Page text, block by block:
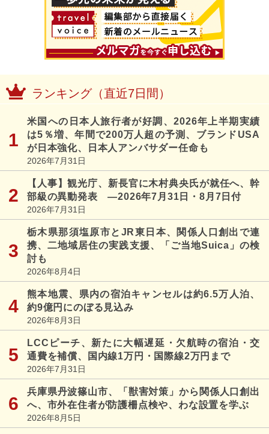
ランキング（直近7日間）
米国への日本人旅行者が好調、2026年上半期実績
は5％増、年間で200万人超の予測、ブランドUSA
が日本強化、日本人アンバサダー任命も
2026年7月31日
【人事】観光庁、新長官に木村典央氏が就任へ、幹
部級の異動発表 ―2026年7月31日・8月7日付
2026年7月31日
栃木県那須塩原市とJR東日本、関係人口創出で連
携、二地域居住の実践支援、「ご当地Suica」の検
討も
2026年8月4日
熊本地震、県内の宿泊キャンセルは約6.5万人泊、
約9億円にのぼる見込み
2026年8月3日
LCCピーチ、新たに大幅遅延・欠航時の宿泊・交
通費を補償、国内線1万円・国際線2万円まで
2026年7月31日
兵庫県丹波篠山市、「獣害対策」から関係人口創出
へ、市外在住者が防護柵点検や、わな設置を学ぶ
2026年8月5日